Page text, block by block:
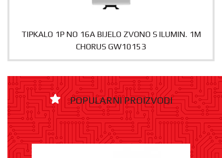
TIPKALO 1P NO 16A BIJELO ZVONO S ILUMIN. 1M
CHORUS GW10153
POPULARNI PROIZVODI